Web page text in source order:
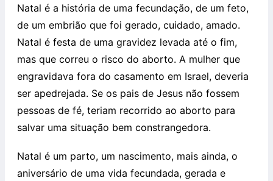
Natal é a história de uma fecundação, de um feto,
de um embrião que foi gerado, cuidado, amado.
Natal é festa de uma gravidez levada até o fim,
mas que correu o risco do aborto. A mulher que
engravidava fora do casamento em Israel, deveria
ser apedrejada. Se os pais de Jesus não fossem
pessoas de fé, teriam recorrido ao aborto para
salvar uma situação bem constrangedora.
Natal é um parto, um nascimento, mais ainda, o
aniversário de uma vida fecundada, gerada e